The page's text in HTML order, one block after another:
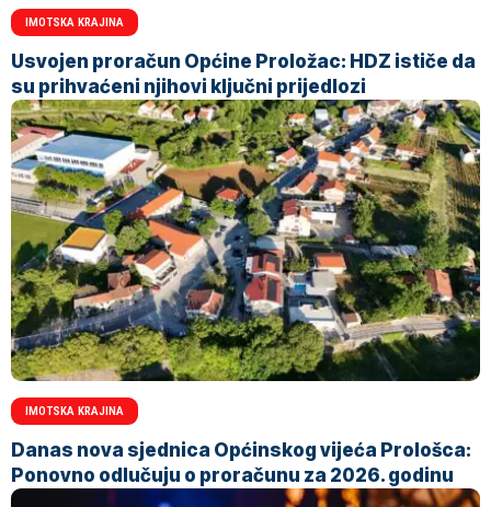
IMOTSKA KRAJINA
Usvojen proračun Općine Proložac: HDZ ističe da
su prihvaćeni njihovi ključni prijedlozi
IMOTSKA KRAJINA
Danas nova sjednica Općinskog vijeća Prološca:
Ponovno odlučuju o proračunu za 2026. godinu